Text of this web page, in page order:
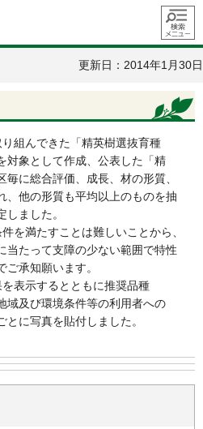
メニュ
ー
更新日：2014年1月30日
組んできた「精英樹選抜育種
対象として作成、公表した「精
に総合評価、成長、材の形質、
、他の形質も平均以上のものを抽
ました。
を満たすことは難しいことから、
当たって支障の少ない範囲で特性
承知願います。
表示するとともに推奨品種
域及び環境条件等の利用者への
に写真を貼付しました。